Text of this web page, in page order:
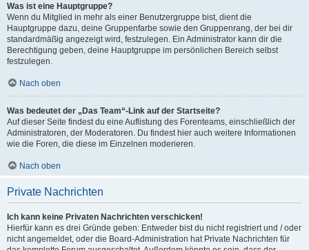
Was ist eine Hauptgruppe?
Wenn du Mitglied in mehr als einer Benutzergruppe bist, dient die
Hauptgruppe dazu, deine Gruppenfarbe sowie den Gruppenrang, der bei dir
standardmäßig angezeigt wird, festzulegen. Ein Administrator kann dir die
Berechtigung geben, deine Hauptgruppe im persönlichen Bereich selbst
festzulegen.
Nach oben
Was bedeutet der „Das Team“-Link auf der Startseite?
Auf dieser Seite findest du eine Auflistung des Forenteams, einschließlich der
Administratoren, der Moderatoren. Du findest hier auch weitere Informationen
wie die Foren, die diese im Einzelnen moderieren.
Nach oben
Private Nachrichten
Ich kann keine Privaten Nachrichten verschicken!
Hierfür kann es drei Gründe geben: Entweder bist du nicht registriert und / oder
nicht angemeldet, oder die Board-Administration hat Private Nachrichten für